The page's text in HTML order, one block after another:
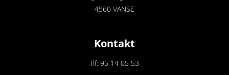
4560 VANSE
Kontakt
Tlf: 95 14 05 53